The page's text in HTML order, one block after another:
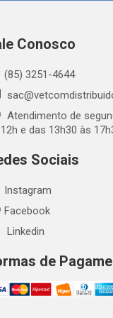
Conosco
(85) 3251-4644
Atendimento de
e das 13h30 às
Sociais
Instagram
Facebook
Linkedin
de